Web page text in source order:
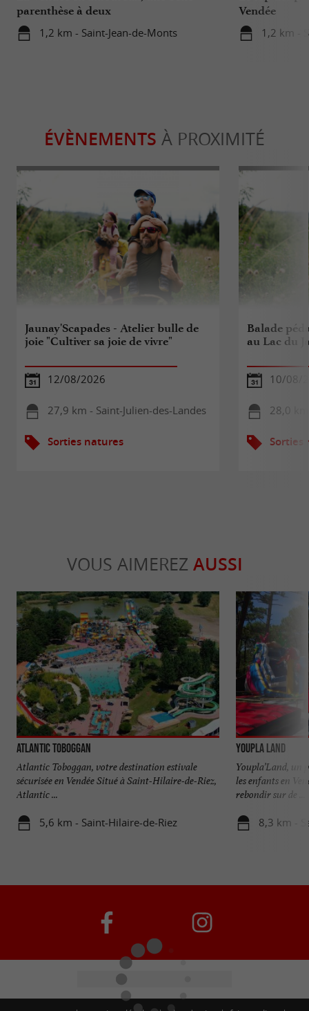
parenthèse à deux
1,2 km - Saint-Jean-de-Monts
Vendée
1,2 km -
ÉVÈNEMENTS À PROXIMITÉ
Jaunay'Scapades - Atelier bulle de
joie "Cultiver sa joie de vivre"
12/08/2026
27,9 km - Saint-Julien-des-Landes
Sorties natures
Balade
au Lac du
10/08/
28,0
Sorties
VOUS AIMEREZ AUSSI
Atlantic Toboggan
Atlantic Toboggan, votre destination estivale
sécurisée en Vendée Situé à Saint-Hilaire-de-Riez,
Atlantic ...
5,6 km - Saint-Hilaire-de-Riez
Youpla Land
Youpla’Land, un
les enfants en
rebondir sur de ...
8,3 km -